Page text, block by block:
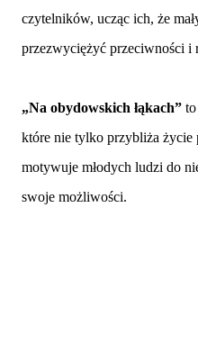
czytelników, ucząc ich, że
przezwyciężyć przeciwności i
„Na obydowskich łąkach” to
które nie tylko przybliża życie
motywuje młodych ludzi do
swoje możliwości.